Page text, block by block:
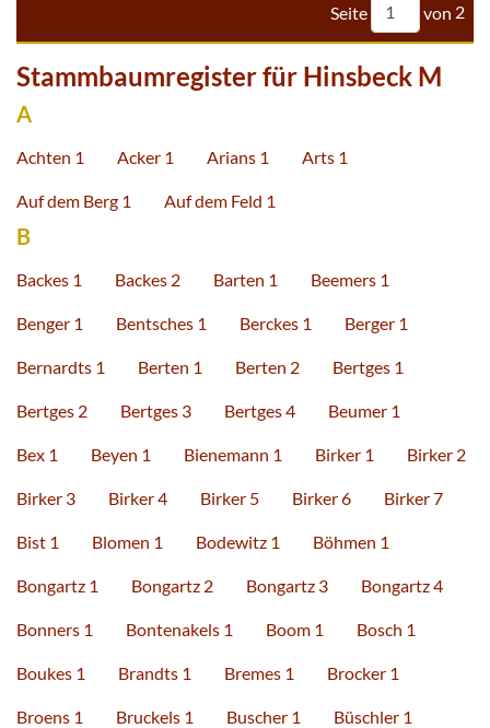
Seite von 2
Stammbaumregister für Hinsbeck M
A
Achten 1 Acker 1 Arians 1 Arts 1
Auf dem Berg 1 Auf dem Feld 1
B
Backes 1 Backes 2 Barten 1 Beemers 1
Benger 1 Bentsches 1 Berckes 1 Berger 1
Bernardts 1 Berten 1 Berten 2 Bertges 1
Bertges 2 Bertges 3 Bertges 4 Beumer 1
Bex 1 Beyen 1 Bienemann 1 Birker 1 Birker 2
Birker 3 Birker 4 Birker 5 Birker 6 Birker 7
Bist 1 Blomen 1 Bodewitz 1 Böhmen 1
Bongartz 1 Bongartz 2 Bongartz 3 Bongartz 4
Bonners 1 Bontenakels 1 Boom 1 Bosch 1
Boukes 1 Brandts 1 Bremes 1 Brocker 1
Broens 1 Bruckels 1 Buscher 1 Büschler 1